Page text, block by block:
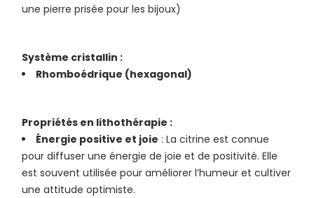
une pierre prisée pour les bijoux)
Système cristallin :
Rhomboédrique (hexagonal)
Propriétés en lithothérapie :
Énergie positive et joie : La citrine est connue
pour diffuser une énergie de joie et de positivité. Elle
est souvent utilisée pour améliorer l’humeur et cultiver
une attitude optimiste.